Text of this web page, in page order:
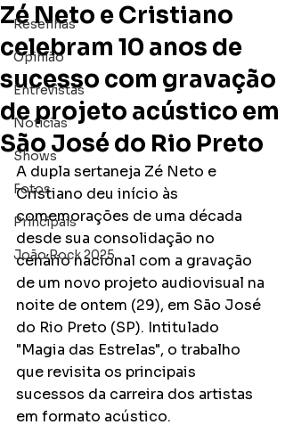
Resenhas
Opinião
Entrevistas
Notícias
Shows
Fotos
Principais
João Rock 2025
Zé Neto e Cristiano
celebram 10 anos de
sucesso com gravação
de projeto acústico em
São José do Rio Preto
A dupla sertaneja Zé Neto e
Cristiano deu início às
comemorações de uma década
desde sua consolidação no
cenário nacional com a gravação
de um novo projeto audiovisual na
noite de ontem (29), em São José
do Rio Preto (SP). Intitulado
"Magia das Estrelas", o trabalho
que revisita os principais
sucessos da carreira dos artistas
em formato acústico.